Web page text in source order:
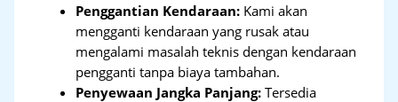
Penggantian Kendaraan: Kami akan
mengganti kendaraan yang rusak atau
mengalami masalah teknis dengan kendaraan
pengganti tanpa biaya tambahan.
Penyewaan Jangka Panjang: Tersedia